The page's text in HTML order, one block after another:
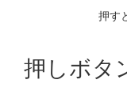
押す
押しボタ